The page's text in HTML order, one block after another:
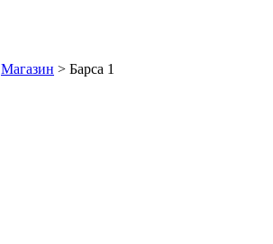
Магазин > Барса 1